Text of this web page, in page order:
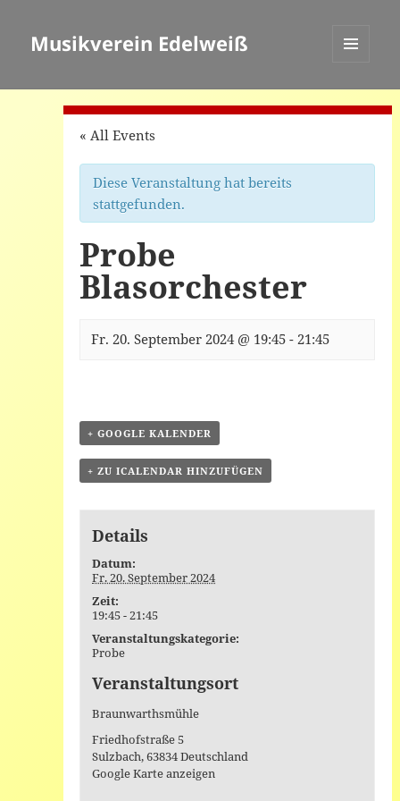
Musikverein Edelweiß
« All Events
Diese Veranstaltung hat bereits
stattgefunden.
Probe
Blasorchester
Fr. 20. September 2024 @ 19:45 -21:45
+ GOOGLE KALENDER
+ ZU ICALENDAR HINZUFÜGEN
Details
Datum:
Fr. 20. September 2024
Zeit:
19:45 - 21:45
Veranstaltungskategorie:
Probe
Veranstaltungsort
Braunwarthsmühle
Friedhofstraße 5
Sulzbach,63834Deutschland
Google Karte anzeigen